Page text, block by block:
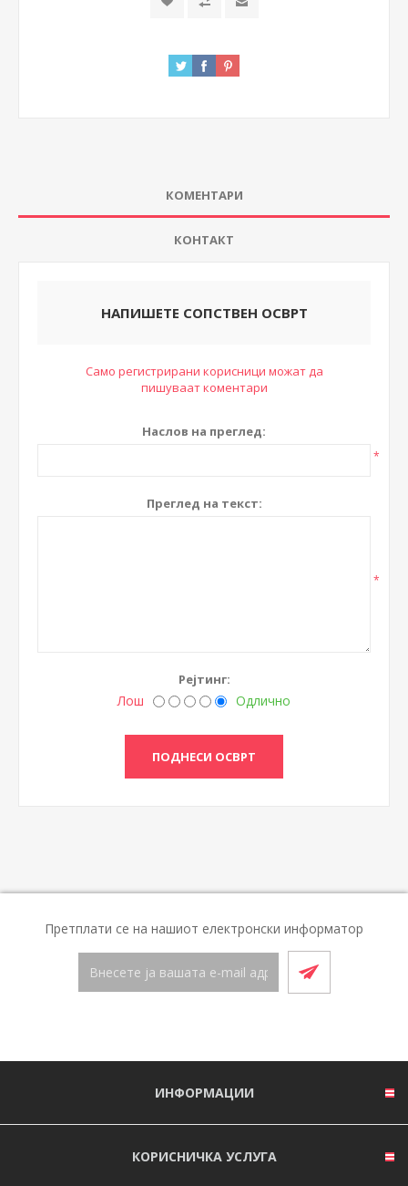
КОМЕНТАРИ
КОНТАКТ
НАПИШЕТЕ СОПСТВЕН ОСВРТ
Само регистрирани корисници можат да
пишуваат коментари
Наслов на преглед:
*
Преглед на текст:
*
Рејтинг:
Лош Одлично
Претплати се на нашиот електронски информатор
ИНФОРМАЦИИ
КОРИСНИЧКА УСЛУГА